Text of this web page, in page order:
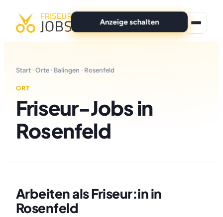
Anzeige schalten
Für Bewerber
Marken
Start ·Orte · Balingen · Rosenfeld
ORT
Friseur-Jobs in
Rosenfeld
Arbeiten als Friseur:in in
Rosenfeld